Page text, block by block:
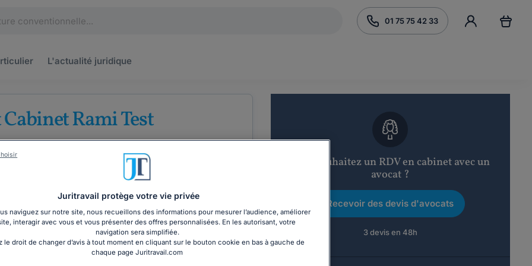
01 75 75 42 33
L'actualité juridique
Rami Test
au barreau de Nancy
COORDONNÉES
Vous souhaitez un RDV en cabinet avec un
avocat ?
Recevoir des devis d'avocats
3 devis en 48h
Juritravail protège votre vie privée
naviguez sur notre site, nous recueillons des informations pour mesurer l’audience, améliorer
interagir avec vous et vous présenter des offres personnalisées. En les autorisant, votre
navigation sera simplifiée.
le droit de changer d’avis à tout moment en cliquant sur le bouton cookie en bas à gauche de
chaque page Juritravail.com